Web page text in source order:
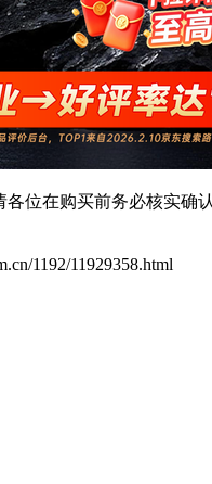
位在购买前务必核实确
1192/11929358.html